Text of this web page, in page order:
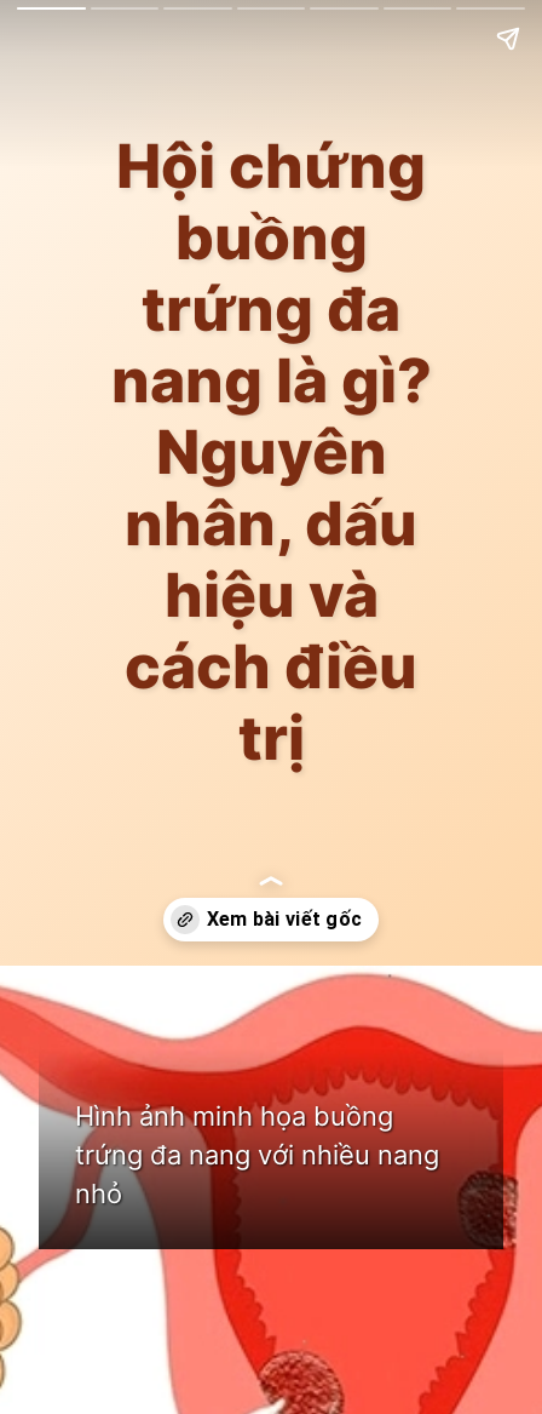
Hội chứng
buồng
trứng đa
nang là gì?
Nguyên
nhân, dấu
hiệu và
cách điều
trị
Đang mở
Hình ảnh minh họa buồng
trứng đa nang với nhiều nang
nhỏ